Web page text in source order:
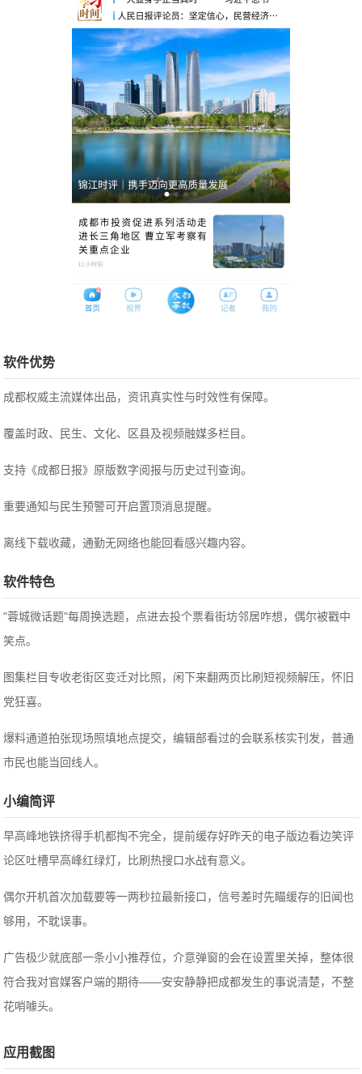
软件优势
成都权威主流媒体出品，资讯真实性与时效性有保障。
覆盖时政、民生、文化、区县及视频融媒多栏目。
支持《成都日报》原版数字阅报与历史过刊查询。
重要通知与民生预警可开启置顶消息提醒。
离线下载收藏，通勤无网络也能回看感兴趣内容。
软件特色
"蓉城微话题"每周换选题，点进去投个票看街坊邻居咋想，偶尔被戳中
笑点。
图集栏目专收老街区变迁对比照，闲下来翻两页比刷短视频解压，怀旧
党狂喜。
爆料通道拍张现场照填地点提交，编辑部看过的会联系核实刊发，普通
市民也能当回线人。
小编简评
早高峰地铁挤得手机都掏不完全，提前缓存好昨天的电子版边看边笑评
论区吐槽早高峰红绿灯，比刷热搜口水战有意义。
偶尔开机首次加载要等一两秒拉最新接口，信号差时先瞄缓存的旧闻也
够用，不耽误事。
广告极少就底部一条小小推荐位，介意弹窗的会在设置里关掉，整体很
符合我对官媒客户端的期待——安安静静把成都发生的事说清楚，不整
花哨噱头。
应用截图